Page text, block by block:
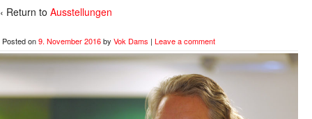
‹ Return to Ausstellungen
Posted on9. November 2016by Vok Dams | Leave a comment